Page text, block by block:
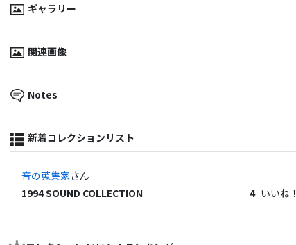
ギャラリー
関連画像
Notes
新着コレクションリスト
音の蒐集家さん
1994 SOUND COLLECTION
4 いいね！